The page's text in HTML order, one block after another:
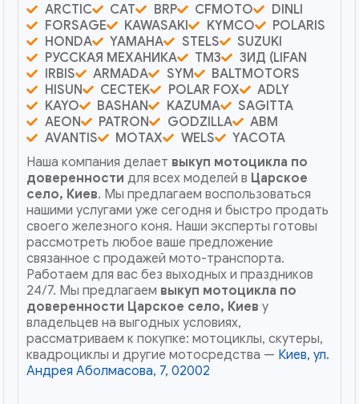
ARCTIC CAT BRP CFMOTO
DINLI
FORSAGE
KAWASAKI KYMCO
POLARIS
HONDA
YAMAHA STELS
SUZUKI
РУССКАЯ МЕХАНИКА
ТМЗ
ЗИД (LIFAN
IRBIS
ARMADA SYM
BALTMOTORS
HISUN
CECTEK POLAR FOX
ADLY
KAYO
BASHAN KAZUMA
SAGITTA
AEON
PATRON GODZILLA
ABM
AVANTIS
MOTAX WELS
YACOTA
Наша компания делает выкуп мотоцикла по
доверенности для всех моделей в Царское
село, Киев. Мы предлагаем воспользоваться
нашими услугами уже сегодня и быстро продать
своего железного коня. Наши эксперты готовы
рассмотреть любое ваше предложение
связанное с продажей мото-транспорта.
Работаем для вас без выходных и праздников
24/7. Мы предлагаем выкуп мотоцикла по
доверенности Царское село, Киеву
владельцев на выгодных условиях,
рассматриваем к покупке: мотоциклы, скутеры,
квадроциклы и другие мотосредства — Киев, ул.
Андрея Аболмасова, 7, 02002